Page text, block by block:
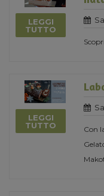
LEGGI
TUTTO
LEGGI
TUTTO
Con